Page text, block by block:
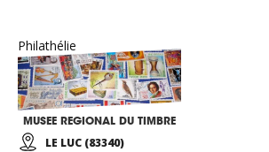
Philathélie
MUSEE REGIONAL DU TIMBRE
LE LUC (83340)